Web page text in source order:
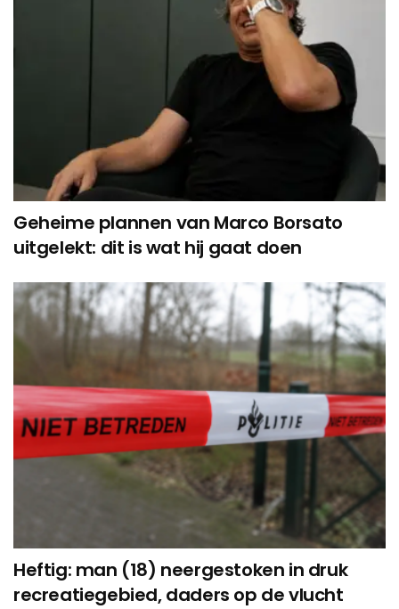
Geheime plannen van Marco Borsato
uitgelekt: dit is wat hij gaat doen
Heftig: man (18) neergestoken in druk
recreatiegebied, daders op de vlucht